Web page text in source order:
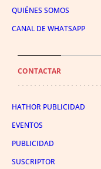
QUIÉNES SOMOS
CANAL DE WHATSAPP
CONTACTAR
HATHOR PUBLICIDAD
EVENTOS
PUBLICIDAD
SUSCRIPTOR